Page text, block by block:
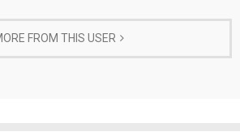
FROM THIS USER